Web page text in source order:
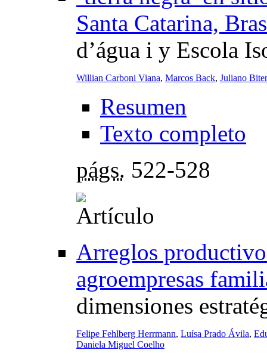
Santa Catarina,
d’água i y Escola
Willian Carboni Viana, Marcos Back, Juliano
Resumen
Texto completo
págs. 522-528
Arreglos
agroempresas
dimensiones
Felipe Fehlberg Herrmann, Luísa Prado Ávila,
Daniela Miguel Coelho